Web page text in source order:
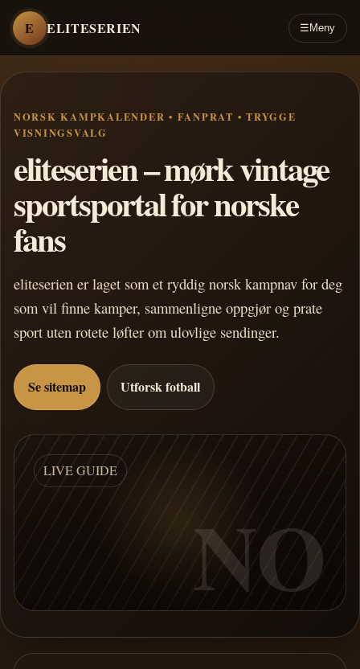
E ELITESERIEN ☰ Meny
NORSK KAMPKALENDER • FANPRAT • TRYGGE
VISNINGSVALG
eliteserien – mørk vintage
sportsportal for norske
fans
eliteserien er laget som et ryddig norsk kampnav for deg
som vil finne kamper, sammenligne oppgjør og prate
sport uten rotete løfter om ulovlige sendinger.
Se sitemap Utforsk fotball
LIVE GUIDE
NO